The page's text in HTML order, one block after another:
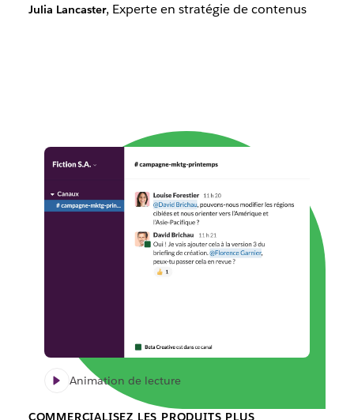
Julia Lancaster, Experte en stratégie de contenus
Animation de lecture
COMMERCIALISEZ LES PRODUITS PLUS